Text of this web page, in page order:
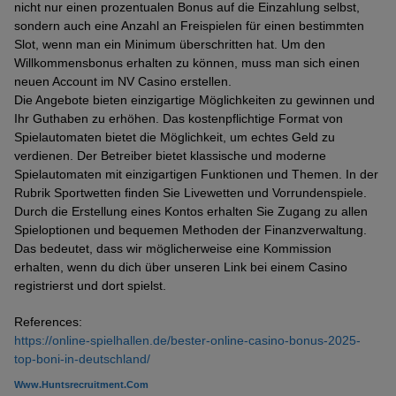
nicht nur einen prozentualen Bonus auf die Einzahlung selbst,
sondern auch eine Anzahl an Freispielen für einen bestimmten
Slot, wenn man ein Minimum überschritten hat. Um den
Willkommensbonus erhalten zu können, muss man sich einen
neuen Account im NV Casino erstellen.
Die Angebote bieten einzigartige Möglichkeiten zu gewinnen und
Ihr Guthaben zu erhöhen. Das kostenpflichtige Format von
Spielautomaten bietet die Möglichkeit, um echtes Geld zu
verdienen. Der Betreiber bietet klassische und moderne
Spielautomaten mit einzigartigen Funktionen und Themen. In der
Rubrik Sportwetten finden Sie Livewetten und Vorrundenspiele.
Durch die Erstellung eines Kontos erhalten Sie Zugang zu allen
Spieloptionen und bequemen Methoden der Finanzverwaltung.
Das bedeutet, dass wir möglicherweise eine Kommission
erhalten, wenn du dich über unseren Link bei einem Casino
registrierst und dort spielst.
References:
https://online-spielhallen.de/bester-online-casino-bonus-2025-
top-boni-in-deutschland/
Www.huntsrecruitment.com